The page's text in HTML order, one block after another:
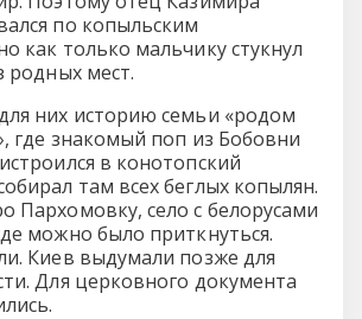
по копыльским
как только мальчику стукнул
родных мест.
них историю семьи «родом
где знакомый поп из Бобовни
в конотопский
там всех беглых копылян.
Пархомовку, село с белорусами
можно было приткнуться.
Киев выдумали позже для
Для церковного документа